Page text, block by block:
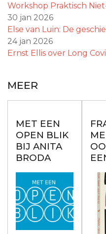
Workshop Praktisch
30 jan 2026
Else van Luin: De
24 jan 2026
Ernst Ellis over Long
MEER
MET EEN
OPEN BLIK
BIJ ANITA
BRODA